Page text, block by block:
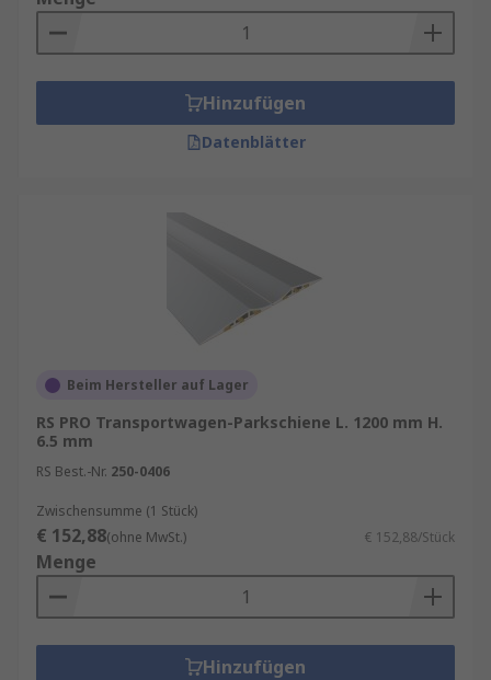
Hinzufügen
Datenblätter
Beim Hersteller auf Lager
RS PRO Transportwagen-Parkschiene L. 1200 mm H.
6.5 mm
RS Best.-Nr. 250-0406
Zwischensumme (1 Stück)
€ 152,88(ohne MwSt.) € 152,88/Stück
Menge
Hinzufügen